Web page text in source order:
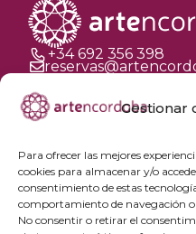
Gestionar
Para ofrecer las mejores
cookies para almacenar y/o
consentimiento de estas
comportamiento de navegación o
No consentir o retirar el
+34 692 356 398
Agenda cultural
Grupos privados
Acceso
Política de